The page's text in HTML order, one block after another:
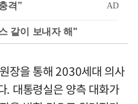
같이 보내자 해"
장을 통해 2030세대 의사
. 대통령실은 양측 대화가